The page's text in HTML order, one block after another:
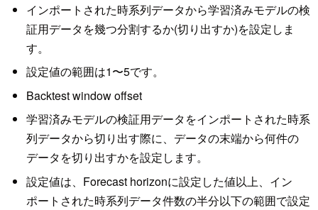
インポートされた時系列データから学習済みモデルの検
証用データを幾つ分割するか(切り出すか)を設定しま
す。
設定値の範囲は1〜5です。
Backtest window offset
学習済みモデルの検証用データをインポートされた時系
列データから切り出す際に、データの末端から何件の
データを切り出すかを設定します。
設定値は、Forecast horizonに設定した値以上、イン
ポートされた時系列データ件数の半分以下の範囲で設定